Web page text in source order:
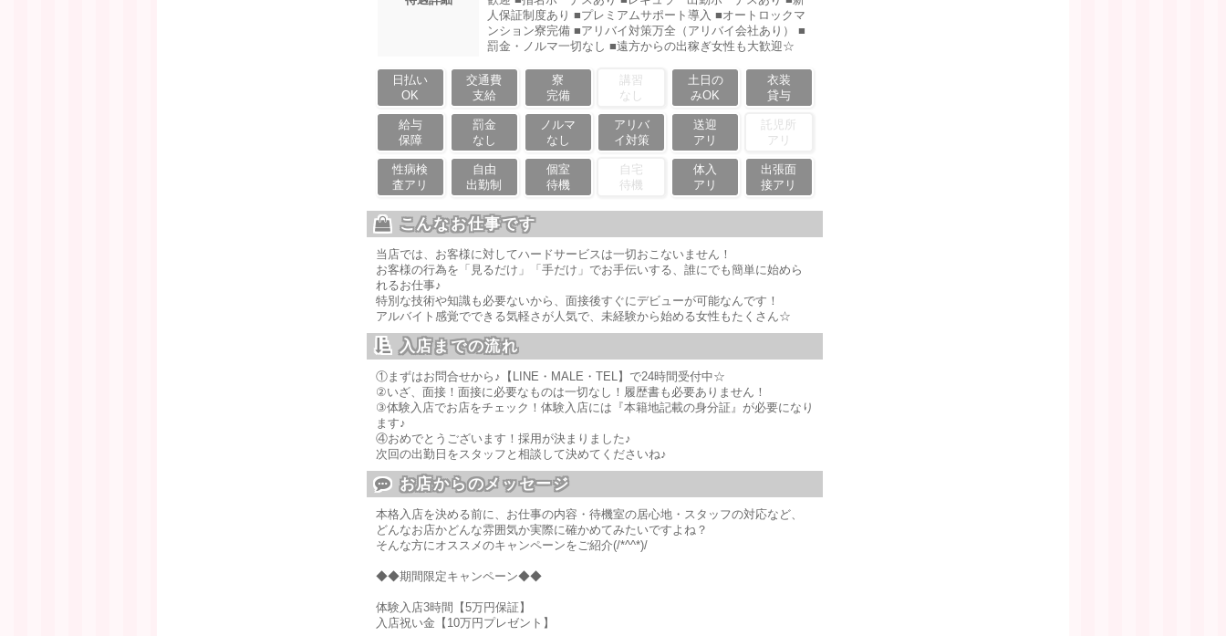
人保証制度あり ■プレミアムサポート導入 ■オートロックマ
ンション寮完備 ■アリバイ対策万全（アリバイ会社あり） ■
罰金・ノルマ一切なし ■遠方からの出稼ぎ女性も大歓迎☆
日払い
OK
交通費
支給
寮
完備
講習
なし
土日の
みOK
衣装
貸与
給与
保障
罰金
なし
ノルマ
なし
アリバ
イ対策
送迎
アリ
託児所
アリ
性病検
査アリ
自由
出勤制
個室
待機
自宅
待機
体入
アリ
出張面
接アリ
こんなお仕事です
当店では、お客様に対してハードサービスは一切おこないません！
お客様の行為を「見るだけ」「手だけ」でお手伝いする、誰にでも簡単に始めら
れるお仕事♪
特別な技術や知識も必要ないから、面接後すぐにデビューが可能なんです！
アルバイト感覚でできる気軽さが人気で、未経験から始める女性もたくさん☆
入店までの流れ
①まずはお問合せから♪【LINE・MALE・TEL】で24時間受付中☆
②いざ、面接！面接に必要なものは一切なし！履歴書も必要ありません！
③体験入店でお店をチェック！体験入店には『本籍地記載の身分証』が必要になり
ます♪
④おめでとうございます！採用が決まりました♪
次回の出勤日をスタッフと相談して決めてくださいね♪
お店からのメッセージ
本格入店を決める前に、お仕事の内容・待機室の居心地・スタッフの対応など、
どんなお店かどんな雰囲気か実際に確かめてみたいですよね？
そんな方にオススメのキャンペーンをご紹介(/*^^*)/
◆◆期間限定キャンペーン◆◆
体験入店3時間【5万円保証】
入店祝い金【10万円プレゼント】